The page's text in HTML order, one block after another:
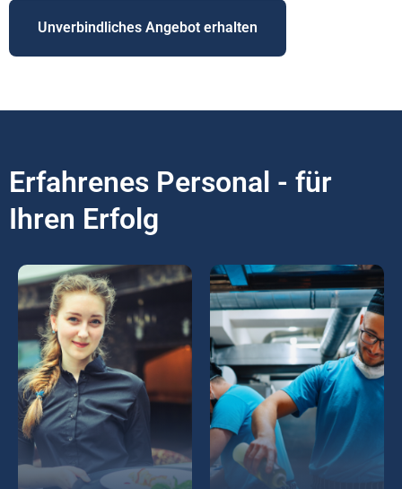
Unverbindliches Angebot erhalten
Erfahrenes Personal - für
Ihren Erfolg